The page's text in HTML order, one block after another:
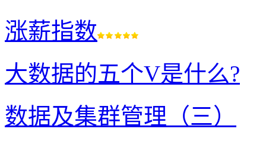
涨薪指数
大数据的五个V是什么?
数据及集群管理（三）